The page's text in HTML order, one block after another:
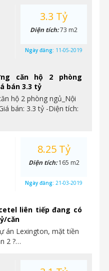
căn hộ 2 phòng
bán 3.3 tỷ
hộ 2 phòng ngủ_Nội
bán: 3.3 tỷ -Diện tích:
3.3 Tỷ
Diện tích:73 m2
Ngày đăng: 11-05-2019
liên tiếp đang có
căn
án Lexington, mặt tiền
2 ?…
8.25 Tỷ
Diện tích:165 m2
Ngày đăng: 21-03-2019